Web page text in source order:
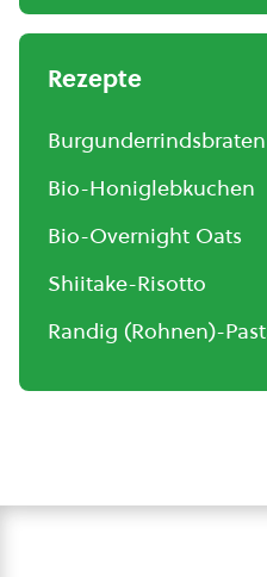
Rezepte
Burgunderrindsbraten
Bio-Honiglebkuchen
Bio-Overnight Oats
Shiitake-Risotto
Randig (Rohnen)-